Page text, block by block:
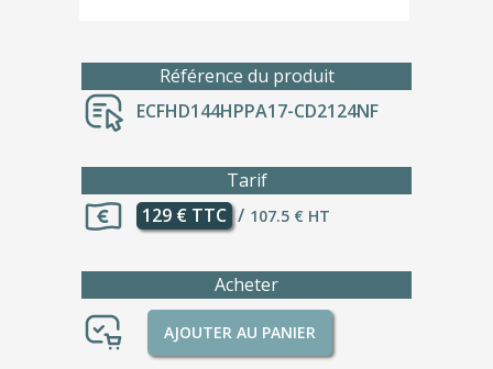
Référence du produit
ECFHD144HPPA17-CD2124NF
Tarif
129 € TTC / 107.5 € HT
Acheter
AJOUTER AU PANIER